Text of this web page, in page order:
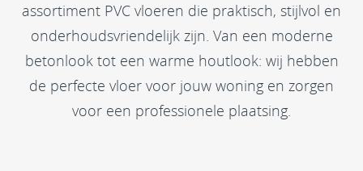
assortiment PVC vloeren die praktisch, stijlvol en
onderhoudsvriendelijk zijn. Van een moderne
betonlook tot een warme houtlook: wij hebben
de perfecte vloer voor jouw woning en zorgen
voor een professionele plaatsing.